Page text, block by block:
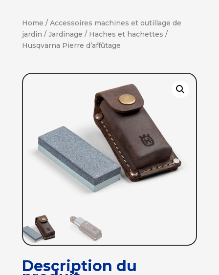
Home / Accessoires machines et outillage de
jardin / Jardinage / Haches et hachettes /
Husqvarna Pierre d’affûtage
Description du